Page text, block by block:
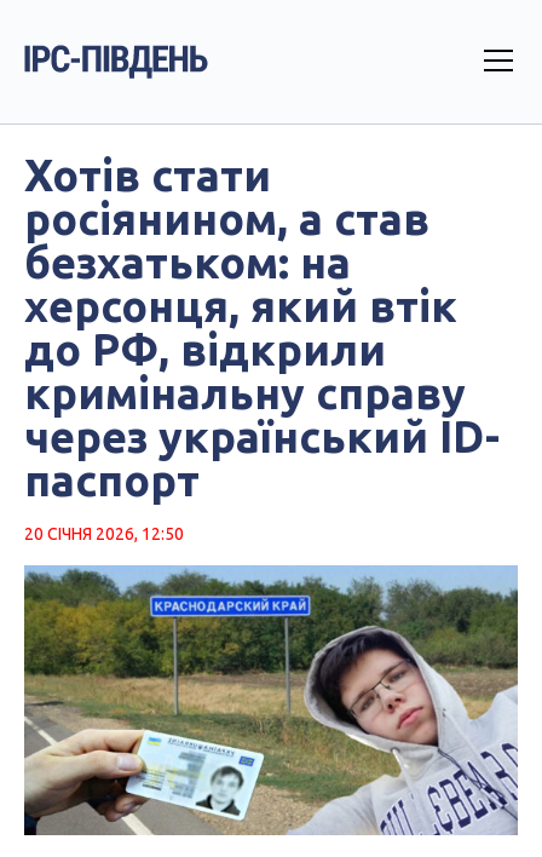
Хотів стати
росіянином, а став
безхатьком: на
херсонця, який втік
до РФ, відкрили
кримінальну справу
через український ID-
паспорт
20 СІЧНЯ 2026, 12:50